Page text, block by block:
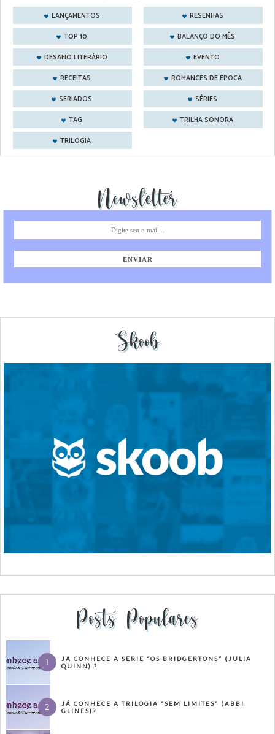
LANÇAMENTOS
RESENHAS
TOP 10
BALANÇO DO MÊS
DESAFIO LITERÁRIO
EVENTO
RECEITAS
ROMANCES DE ÉPOCA
SERIADOS
SÉRIES
TAG
TRILHA SONORA
TRILOGIA
Newsletter
Skoob
Posts Populares
JÁ CONHECE A SÉRIE “OS BRIDGERTONS” (JULIA
QUINN) ?
JÁ CONHECE A TRILOGIA “SEM LIMITES” (ABBI
GLINES)?